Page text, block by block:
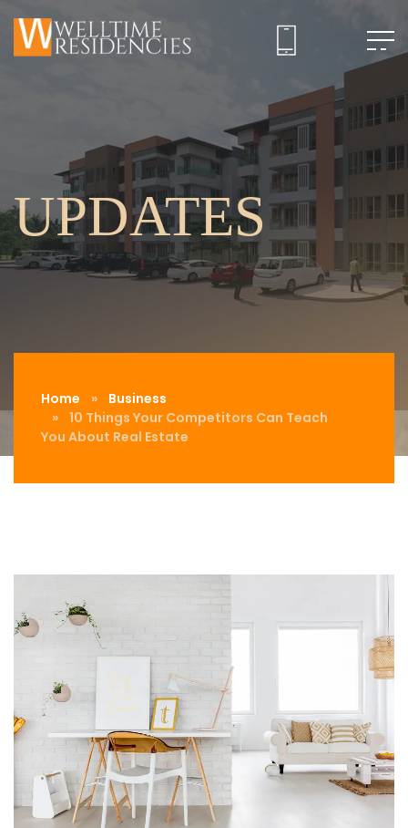
UPDATES
Home » Business
» 10 Things Your Competitors Can Teach
You About Real Estate